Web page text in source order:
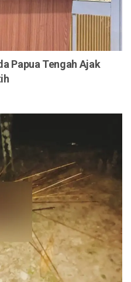
Papua Tengah Ajak